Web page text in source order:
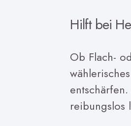
Hilft bei
Ob Flach-
reibungslos